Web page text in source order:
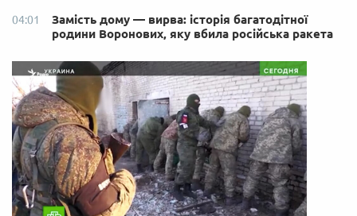
04:01
Замість дому — вирва: історія багатодітної
родини Воронових, яку вбила російська ракета